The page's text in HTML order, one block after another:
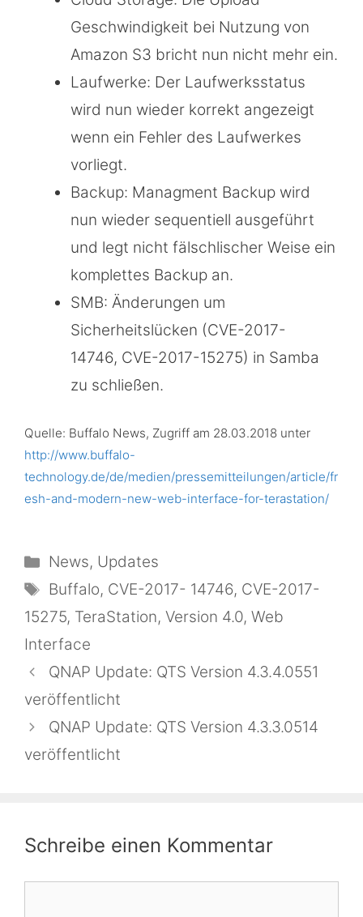
Geschwindigkeit bei Nutzung von
Amazon S3 bricht nun nicht mehr ein.
Laufwerke: Der Laufwerksstatus
wird nun wieder korrekt angezeigt
wenn ein Fehler des Laufwerkes
vorliegt.
Backup: Managment Backup wird
nun wieder sequentiell ausgeführt
und legt nicht fälschlischer Weise ein
komplettes Backup an.
SMB: Änderungen um
Sicherheitslücken (CVE-2017-
14746, CVE-2017-15275) in Samba
zu schließen.
Quelle: Buffalo News, Zugriff am 28.03.2018 unter
http://www.buffalo-
technology.de/de/medien/pressemitteilungen/article/fr
esh-and-modern-new-web-interface-for-terastation/
Kategorien
News, Updates
Schlagwörter
Buffalo, CVE-2017- 14746, CVE-2017-
15275, TeraStation, Version 4.0, Web
Interface
QNAP Update: QTS Version 4.3.4.0551
veröffentlicht
QNAP Update: QTS Version 4.3.3.0514
veröffentlicht
Schreibe einen Kommentar